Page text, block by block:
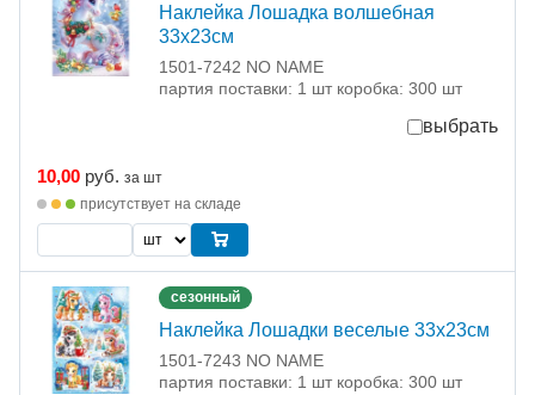
Наклейка Лошадка волшебная
33х23см
1501-7242 NO NAME
партия поставки: 1 шт коробка: 300 шт
выбрать
10,00 руб. за шт
присутствует на складе
сезонный
Наклейка Лошадки веселые 33х23см
1501-7243 NO NAME
партия поставки: 1 шт коробка: 300 шт